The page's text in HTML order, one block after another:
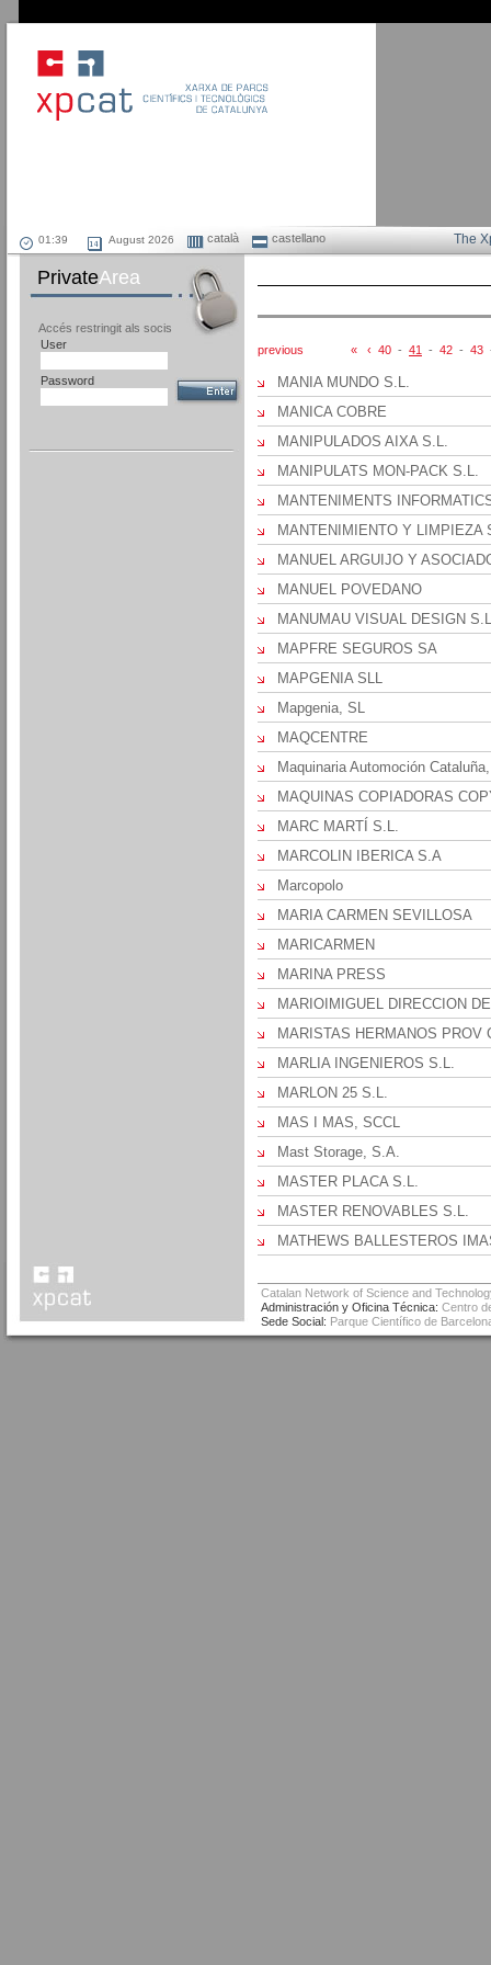
August 2026 català castellano The
PrivateArea
Accés restringit als socis
User
Password
previous « ‹ 40 - 41 - 42 - 43
MANIA MUNDO S.L.
MANICA COBRE
MANIPULADOS AIXA S.L.
MANIPULATS MON-PACK S.L.
MANTENIMENTS
MANTENIMIENTO Y LIMPIEZA
MANUEL ARGUIJO Y
MANUEL POVEDANO
MANUMAU VISUAL DESIGN
MAPFRE SEGUROS SA
MAPGENIA SLL
Mapgenia, SL
MAQCENTRE
Maquinaria Automoción
MAQUINAS COPIADORAS
MARC MARTÍ S.L.
MARCOLIN IBERICA S.A
Marcopolo
MARIA CARMEN SEVILLOSA
MARICARMEN
MARINA PRESS
MARIOIMIGUEL DIRECCION
MARISTAS HERMANOS PROV
MARLIA INGENIEROS S.L.
MARLON 25 S.L.
MAS I MAS, SCCL
Mast Storage, S.A.
MASTER PLACA S.L.
MASTER RENOVABLES S.L.
MATHEWS BALLESTEROS
Catalan Network of Science and
Administración y Oficina Técnica: Centro
Sede Social: Parque Científico de